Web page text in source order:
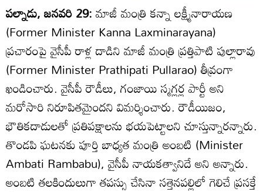
పల్నాడు, జనవరి 29:మాజీ మంత్రి కన్నా లక్ష్మీనారాయణ
(Former Minister Kanna Laxminarayana)
ప్రచారంపై వైసీపీ రాళ్ల దాడిని మాజీ మంత్రి ప్రత్తిపాటి పుల్లారావు
(Former Minister Prathipati Pullarao) తీవ్రంగా
ఖండించారు. వైసీపీ రౌడీలు, గంజాయి స్మగ్లర్ల పార్టీ అని
మరోసారి నిరూపితమైందని విమర్శించారు. రౌడీయిజం,
భౌతికదాడులతో ప్రతిపక్షాలను భయపెట్టాలని చూస్తున్నారన్నారు.
తొండపి ఘటనకు పూర్తి బాధ్యత మంత్రి అంబటి (Minister
Ambati Rambabu), వైసీపీ నాయకత్వానిదే అని అన్నారు.
అంబటి తలకిందులుగా తపస్సు చేసినా సత్తెనపల్లిలో గెలిచే ప్రసక్తే